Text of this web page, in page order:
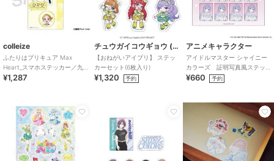
colleize
ふたりはプリキュア Max
Heart_スマホステッカー／九
条 ひかり
¥1,287
チュウガイコウギョウ (Chugai Mining)
【おねがいアイプリ】 ステッ
カーセット(6枚入り)
¥1,320 予約
アニメキャラクター
アイドルマスター シャイニー
カラーズ 証明写真風ステッ
カー (鈴木羽那)
¥660 予約